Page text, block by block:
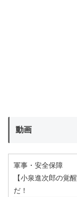
動画
軍事・安全保障
【小泉進次郎の覚
だ！